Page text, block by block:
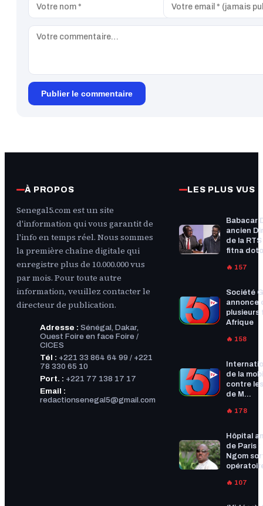
Publier le commentaire
À PROPOS
Senegal5.com est un site
d'information qui vous garantit de
l'info en temps réel. Nous sommes
la première chaîne digitale qui
enregistre plus de 10.000.000 vus
par mois. Pour toute autre
information, veuillez contacter le
directeur de publication.
Adresse : Sénégal, Dakar,
Ouest Foire en face Foire /
CICES
Tél : +221 33 864 64 99 / +221
78 330 65 10
Port. : +221 77 138 17 17
Email :
redactionsenegal5@gmail.com
LES PLUS VUS
Babacar
ancien
de la RTS
fitna
🔥 157
Société
annonce
plusieurs
Afrique
🔥 158
de la
contre
de M...
🔥 178
Hôpital
de Paris :
Ngom
🔥 107